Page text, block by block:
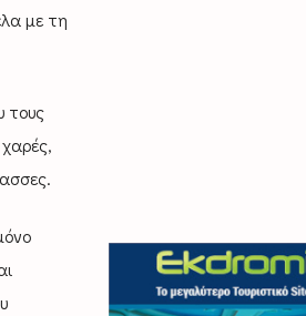
με τη
τους